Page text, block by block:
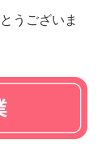
うございま